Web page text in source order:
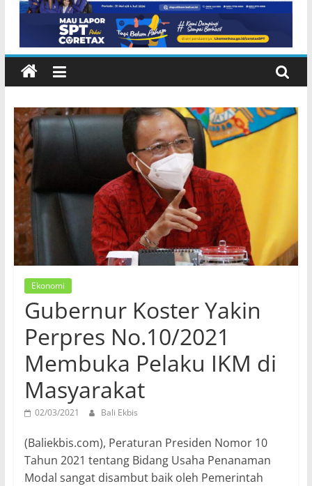
Ekonomi
Gubernur Koster Yakin
Perpres No.10/2021
Membuka Pelaku IKM di
Masyarakat
02/03/2021 Bali Ekbis
(Baliekbis.com), Peraturan Presiden Nomor 10
Tahun 2021 tentang Bidang Usaha Penanaman
Modal sangat disambut baik oleh Pemerintah